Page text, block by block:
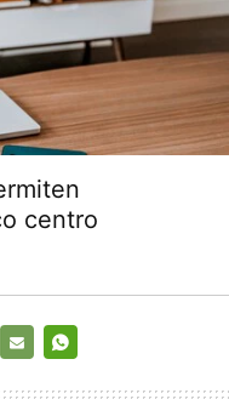
centro